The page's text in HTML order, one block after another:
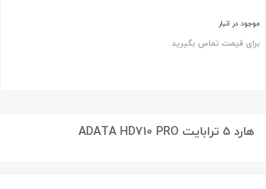
موجود در انبار
برای قیمت تماس بگیرید
هارد 5 ترابایت ADATA HD710 PRO